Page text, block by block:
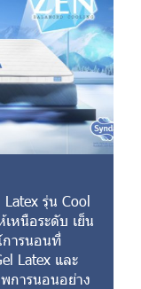
Latex รุ่น Cool
หนือระดับ เย็น
ารนอนที่
Latex และ
การนอนอย่าง